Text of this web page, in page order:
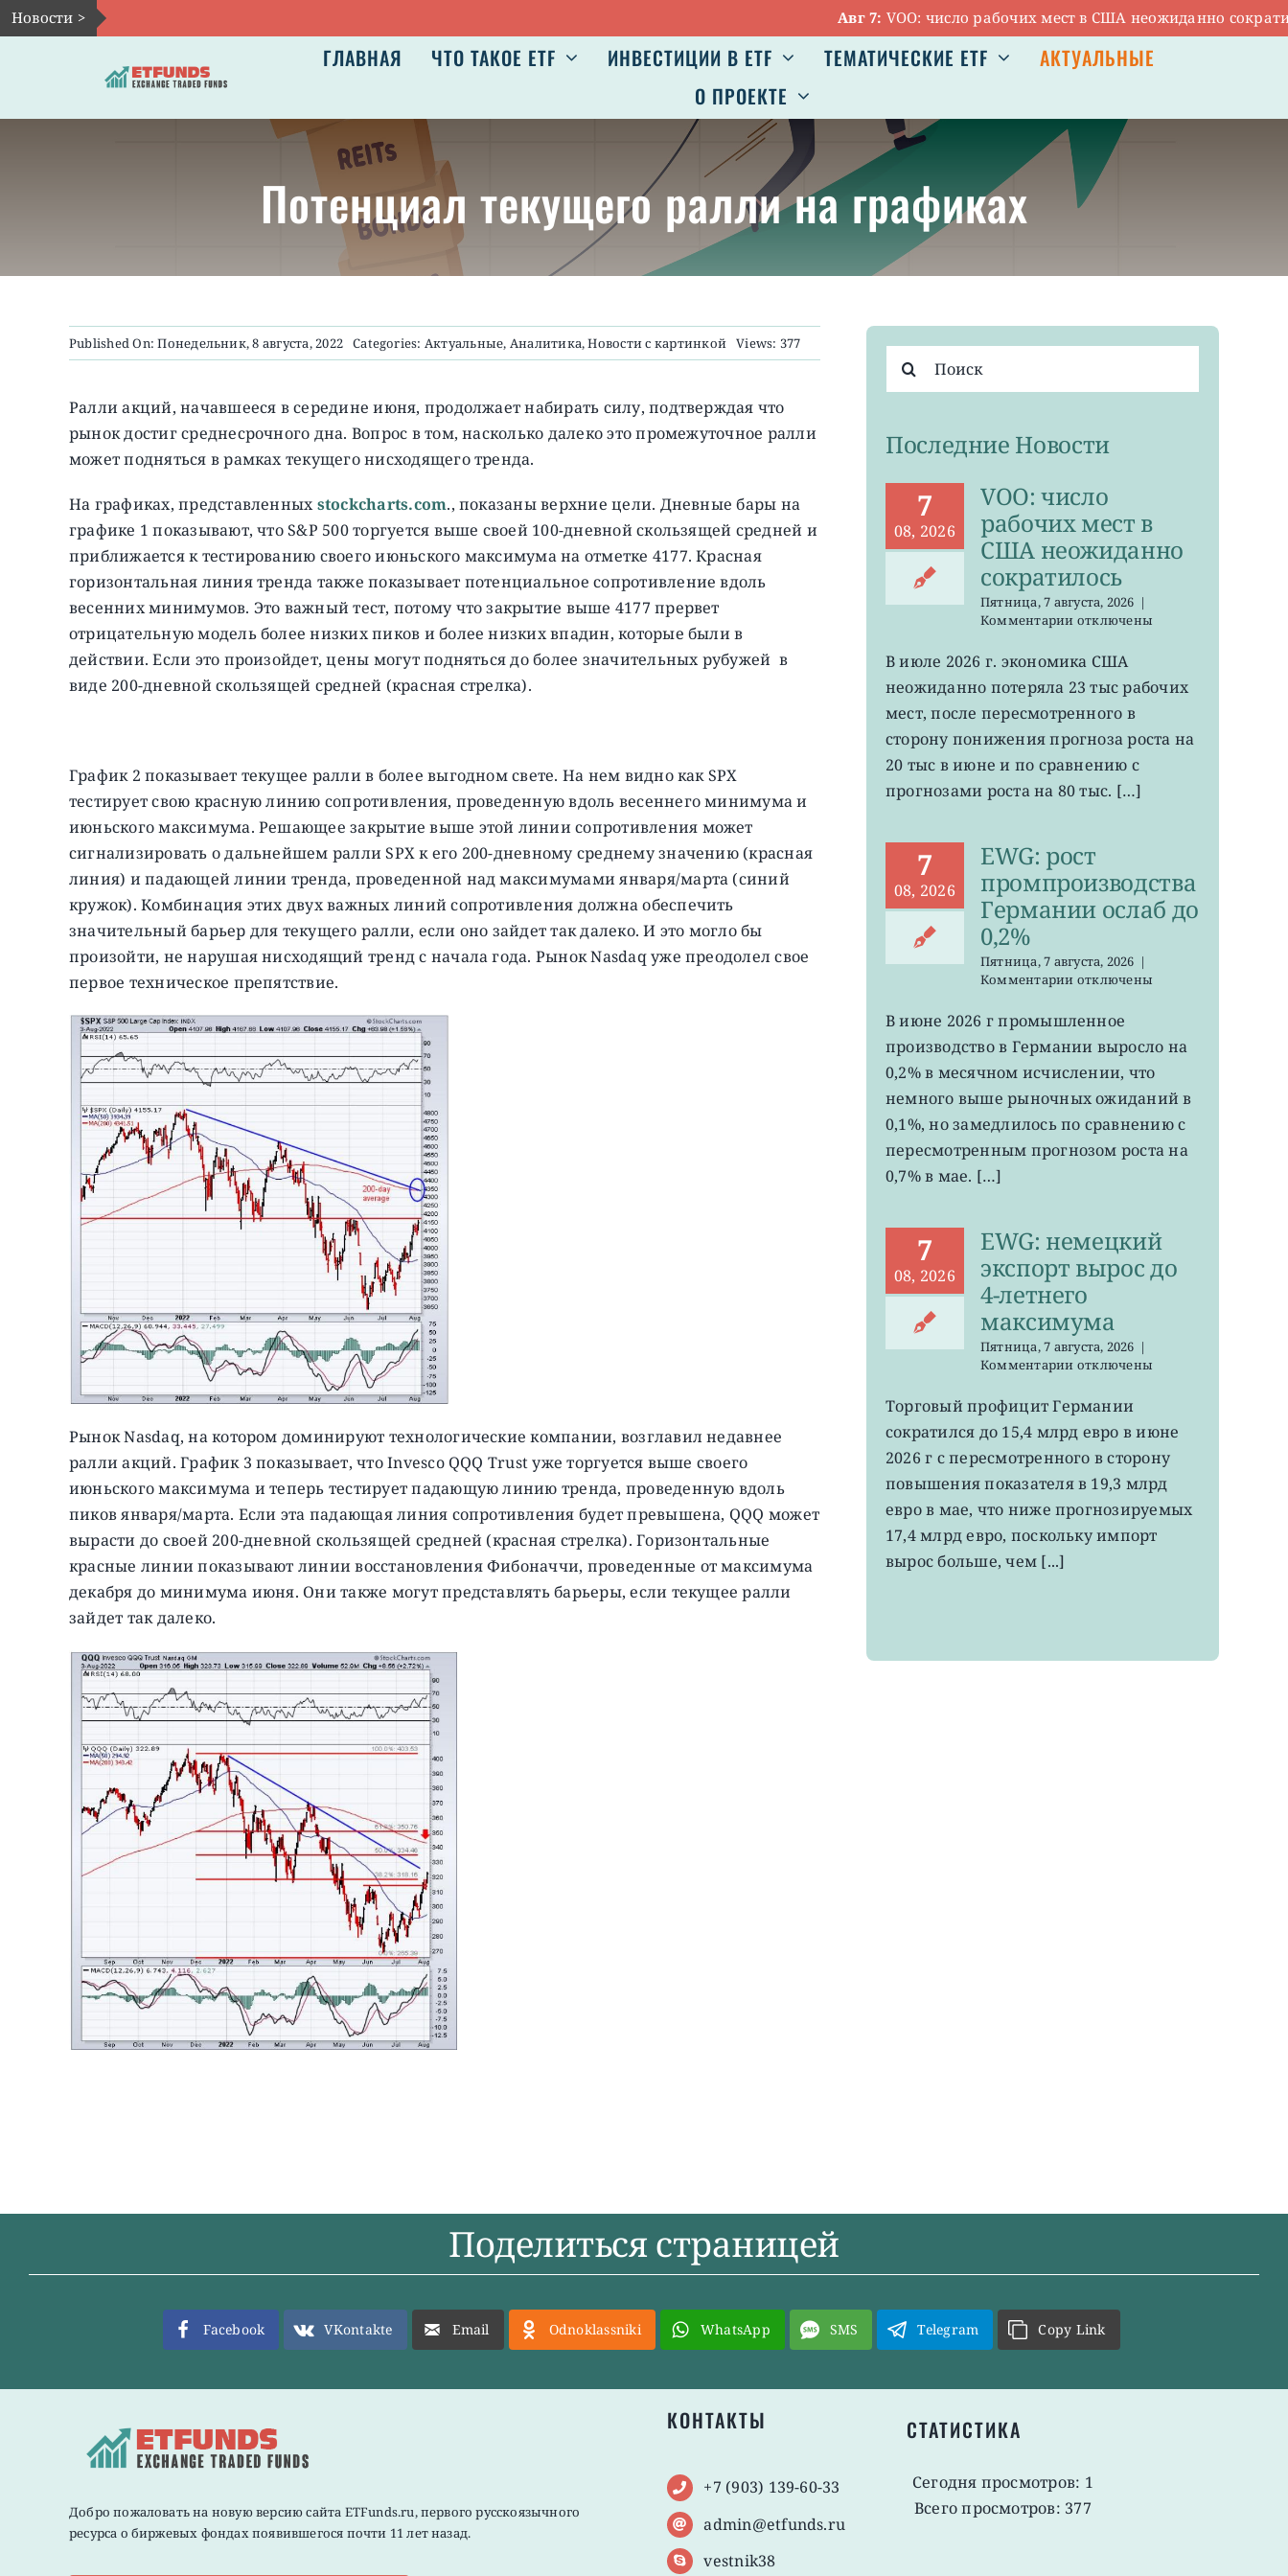
Skip
to
Новости > Авг 7:VOO: число рабочих мест в США неожиданно сократилось
ГЛАВНАЯ ЧТО ТАКОЕ ETF ИНВЕСТИЦИИ В ETF ТЕМАТИЧЕСКИЕ ETF
АКТУАЛЬНЫЕ
О ПРОЕКТЕ
Потенциал текущего ралли на графиках
Published On: Понедельник, 8 августа, 2022 Categories: Актуальные, Аналитика,Новости с картинкой Views: 377
Ралли акций, начавшееся в середине июня, продолжает набирать силу, подтверждая что
рынок достиг среднесрочного дна. Вопрос в том, насколько далеко это промежуточное ралли
может подняться в рамках текущего нисходящего тренда.
На графиках, представленныхstockcharts.com., показаны верхние цели. Дневные бары на
графике 1 показывают, что S&P 500 торгуется выше своей 100-дневной скользящей средней и
приближается к тестированию своего июньского максимума на отметке 4177. Красная
горизонтальная линия тренда также показывает потенциальное сопротивление вдоль
весенних минимумов. Это важный тест, потому что закрытие выше 4177 прервет
отрицательную модель более низких пиков и более низких впадин, которые были в
действии. Если это произойдет, цены могут подняться до более значительных рубужей в
виде 200-дневной скользящей средней (красная стрелка).
График 2 показывает текущее ралли в более выгодном свете. На нем видно как SPX
тестирует свою красную линию сопротивления, проведенную вдоль весеннего минимума и
июньского максимума. Решающее закрытие выше этой линии сопротивления может
сигнализировать о дальнейшем ралли SPX к его 200-дневному среднему значению (красная
линия) и падающей линии тренда, проведенной над максимумами января/марта (синий
кружок). Комбинация этих двух важных линий сопротивления должна обеспечить
значительный барьер для текущего ралли, если оно зайдет так далеко. И это могло бы
произойти, не нарушая нисходящий тренд с начала года. Рынок Nasdaq уже преодолел свое
первое техническое препятствие.
Рынок Nasdaq, на котором доминируют технологические компании, возглавил недавнее
ралли акций. График 3 показывает, что Invesco QQQ Trust уже торгуется выше своего
июньского максимума и теперь тестирует падающую линию тренда, проведенную вдоль
пиков января/марта. Если эта падающая линия сопротивления будет превышена, QQQ может
вырасти до своей 200-дневной скользящей средней (красная стрелка). Горизонтальные
красные линии показывают линии восстановления Фибоначчи, проведенные от максимума
декабря до минимума июня. Они также могут представлять барьеры, если текущее ралли
зайдет так далеко.
поиска:
Последние Новости
7
08, 2026
VOO: число
рабочих мест в
США неожиданно
сократилось
Пятница, 7 августа, 2026 |
Комментариик
VOO:
рабочих
мест
США
неожиданно
сократилось
отключены
В июле 2026 г. экономика США
неожиданно потеряла 23 тыс рабочих
мест, после пересмотренного в
сторону понижения прогноза роста на
20 тыс в июне и по сравнению с
прогнозами роста на 80 тыс. […]
7
08, 2026
EWG: рост
промпроизводства
Германии ослаб до
0,2%
Пятница, 7 августа, 2026 |
Комментариик
EWG:
рост
промпроизводства
Германии
до
0,2%
отключены
В июне 2026 г промышленное
производство в Германии выросло на
0,2% в месячном исчислении, что
немного выше рыночных ожиданий в
0,1%, но замедлилось по сравнению с
пересмотренным прогнозом роста на
0,7% в мае. […]
7
08, 2026
EWG: немецкий
экспорт вырос до
4-летнего
максимума
Пятница, 7 августа, 2026 |
Комментариик
EWG:
немецкий
экспорт
вырос
4-
летнего
отключены
Торговый профицит Германии
сократился до 15,4 млрд евро в июне
2026 г с пересмотренного в сторону
повышения показателя в 19,3 млрд
евро в мае, что ниже прогнозируемых
17,4 млрд евро, поскольку импорт
вырос больше, чем [...]
Поделиться страницей
Facebook VKontakte Email Odnoklassniki WhatsApp SMS Telegram Copy Link
Добро пожаловать на новую версию сайта ETFunds.ru, первого русскоязычного
ресурса о биржевых фондах появившегося почти 11 лет назад.
КОНТАКТЫ
+7 (903) 139-60-33
admin@etfunds.ru
vestnik38
СТАТИСТИКА
Сегодня просмотров: 1
Всего просмотров: 377